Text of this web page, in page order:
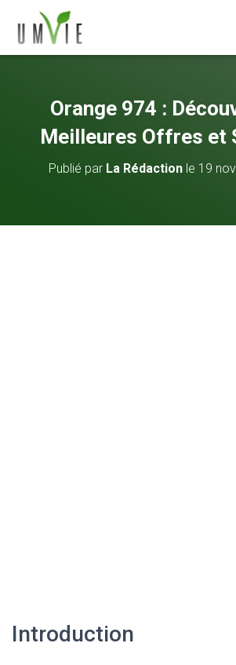
Orange 974 :
Meilleures Offres et
Publié par La Rédactionle 19
Introduction